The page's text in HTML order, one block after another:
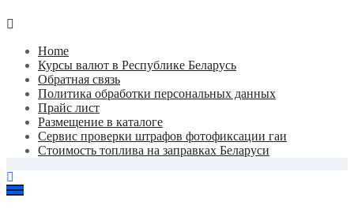
Home
Курсы валют в Республике Беларусь
Обратная связь
Политика обработки персональных данных
Прайс лист
Размещение в каталоге
Сервис проверки штрафов фотофиксации гаи
Стоимость топлива на заправках Беларуси